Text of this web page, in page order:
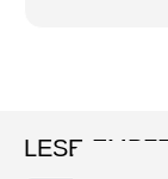
LESE-